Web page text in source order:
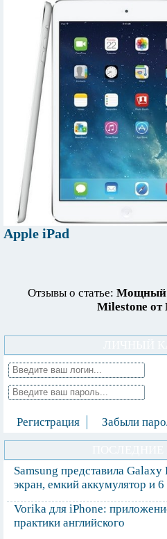
Apple iPad
Отзывы о статье: Мощный
Milestone
Регистрация Забыли
Samsung представила
экран, емкий аккумулятор и
Vorika для iPhone:
практики английского